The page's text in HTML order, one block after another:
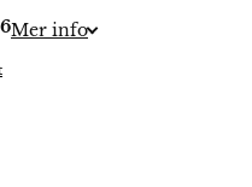
Mer info